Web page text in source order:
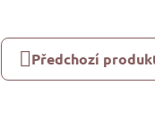
Předchozí